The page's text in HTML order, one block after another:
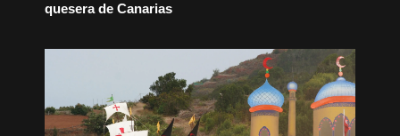
quesera de Canarias